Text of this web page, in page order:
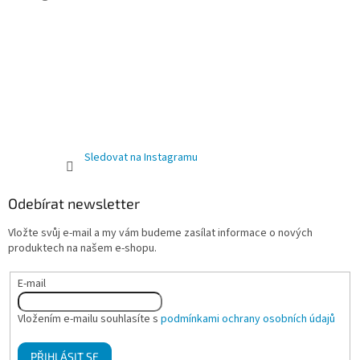
Sledovat na Instagramu
Odebírat newsletter
Vložte svůj e-mail a my vám budeme zasílat informace o nových
produktech na našem e-shopu.
E-mail
Vložením e-mailu souhlasíte s podmínkami ochrany osobních údajů
PŘIHLÁSIT SE